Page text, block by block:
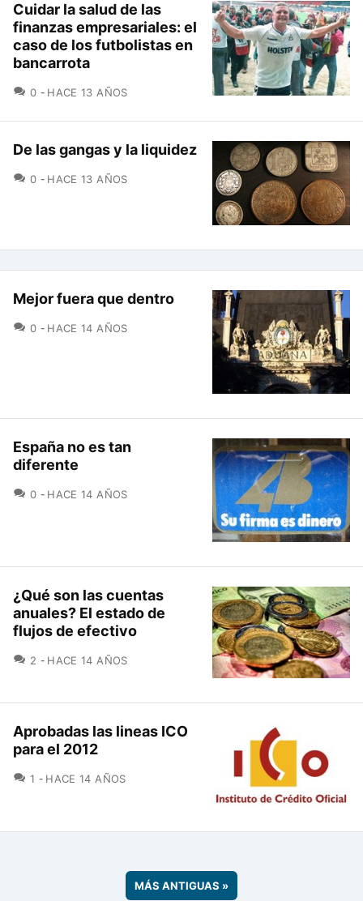
Cuidar la salud de las
finanzas empresariales: el
caso de los futbolistas en
bancarrota
0 COMENTARIOS
HACE 13 AÑOS
De las gangas y la liquidez
0 COMENTARIOS
HACE 13 AÑOS
Mejor fuera que dentro
0 COMENTARIOS
HACE 14 AÑOS
España no es tan
diferente
0 COMENTARIOS
HACE 14 AÑOS
¿Qué son las cuentas
anuales? El estado de
flujos de efectivo
2 COMENTARIOS
HACE 14 AÑOS
Aprobadas las lineas ICO
para el 2012
1 COMENTARIOS
HACE 14 AÑOS
MÁS ANTIGUAS »